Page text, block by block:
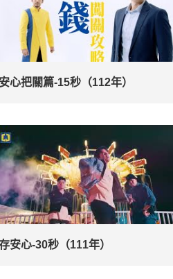
安心把關篇-15秒（112年）
安心-30秒（111年）